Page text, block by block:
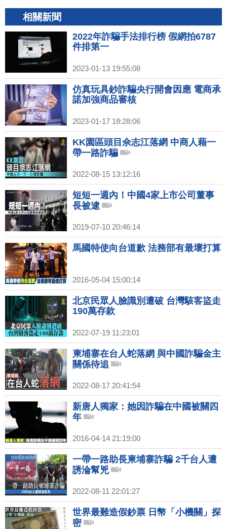
相關新聞
2022年詐騙手法排行榜 假網拍6787
件排第一
2023-01-13 19:55:08
仿真玩具鈔詐騙央行開會因應 電商承
諾加強商品審核
2023-01-17 18:28:06
KK園區頭目佘志江落網 中商人藉一
帶一路詐騙
2022-08-15 13:12:16
短短一週內！中國4家上市公司董事
長被逮
2019-07-10 20:46:14
馬國特使向台道歉 法務部有最壞打算
2016-05-04 15:00:14
北京民眾人臉識別遭破 台灣駭客盜走
190萬存款
2022-07-19 11:23:01
柬埔寨在台人蛇落網 與中國詐騙金主
關係待追
2022-08-17 20:41:54
新唐人獨家：她因詐騙在中國被關四
年
2016-04-14 21:19:00
一帶一路助長柬埔寨詐騙 2千台人遭
誘淪幫兇
2022-08-11 22:01:27
世界最難造假鈔票 日幣「小機關」探
密